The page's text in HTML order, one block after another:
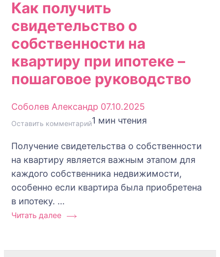
Как получить
свидетельство о
собственности на
квартиру при ипотеке –
пошаговое руководство
Соболев Александр 07.10.2025
Оставить комментарийк
получить
свидетельство
о
собственности
1 мин чтения
Получение свидетельства о собственности
на квартиру является важным этапом для
каждого собственника недвижимости,
особенно если квартира была приобретена
в ипотеку. …
Читать далее